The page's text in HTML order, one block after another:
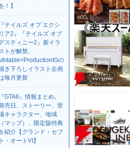
！】
『テイルズ オブ エクシ
リア2』『テイルズ オブ
スティニー2』新イラ
トが解禁。
の
き下ろしイラスト企画
毎月更新
『GTA6』情報まとめ。
売日、ストーリー、登
キャラクター、地域
（マップ）、限定版特典
紹介【グランド・セフ
ト・オートVI】